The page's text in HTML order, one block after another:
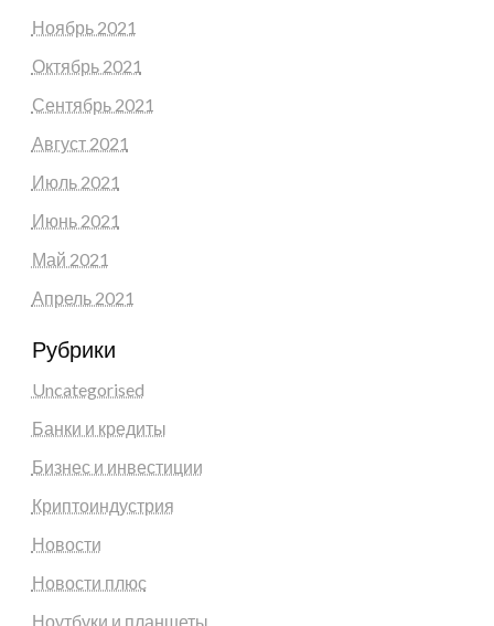
Ноябрь 2021
Октябрь 2021
Сентябрь 2021
Август 2021
Июль 2021
Июнь 2021
Май 2021
Апрель 2021
Рубрики
Uncategorised
Банки и кредиты
Бизнес и инвестиции
Криптоиндустрия
Новости
Новости плюс
Ноутбуки и планшеты